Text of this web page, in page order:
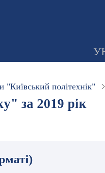
"Київський політехнік"
за 2019 рік